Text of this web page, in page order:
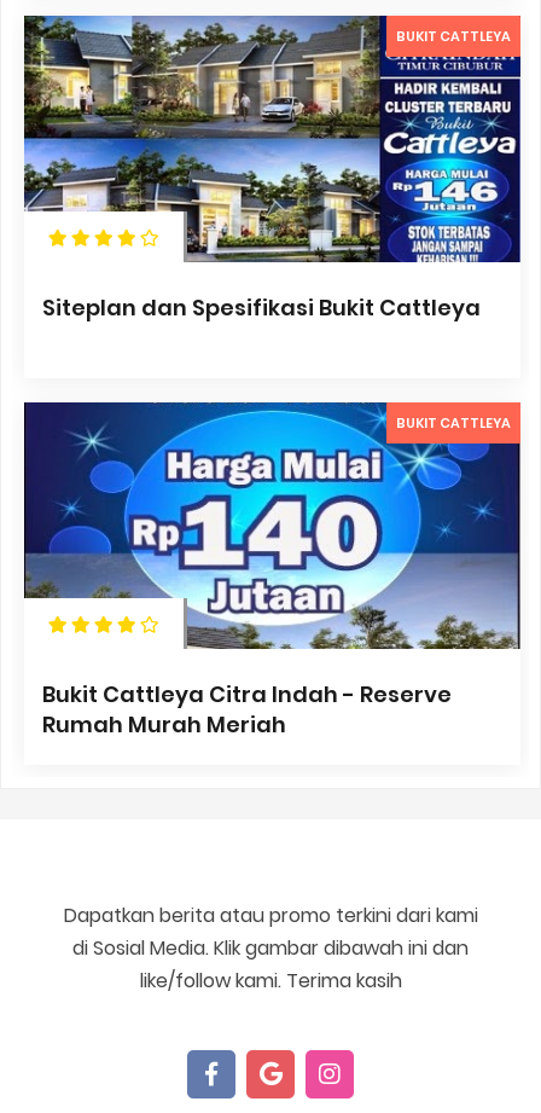
BUKIT CATTLEYA
Siteplan dan Spesifikasi Bukit Cattleya
BUKIT CATTLEYA
Bukit Cattleya Citra Indah - Reserve
Rumah Murah Meriah
Dapatkan berita atau promo terkini dari kami
di Sosial Media. Klik gambar dibawah ini dan
like/follow kami. Terima kasih